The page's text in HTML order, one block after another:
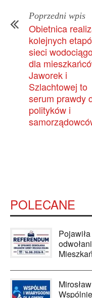
Poprzedni wpis
Obietnica
kolejnych
sieci
dla
Jaworek i
Szlachtowej to
serum prawdy
polityków i
POLECANE